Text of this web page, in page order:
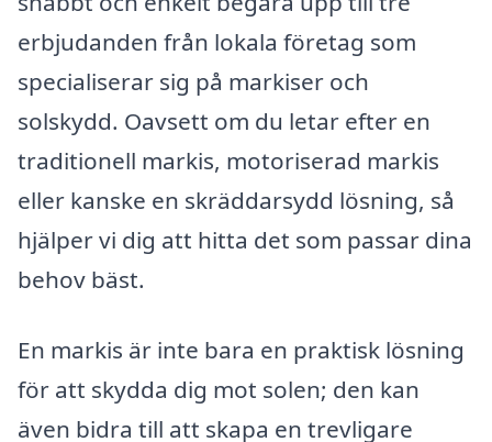
erbjudanden från lokala företag som
specialiserar sig på markiser och
solskydd. Oavsett om du letar efter en
traditionell markis, motoriserad markis
eller kanske en skräddarsydd lösning, så
hjälper vi dig att hitta det som passar dina
behov bäst.
En markis är inte bara en praktisk lösning
för att skydda dig mot solen; den kan
även bidra till att skapa en trevligare